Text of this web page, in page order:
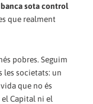
sota control
que realment
pobres. Seguim
les societats: un
que no és
Capital ni el